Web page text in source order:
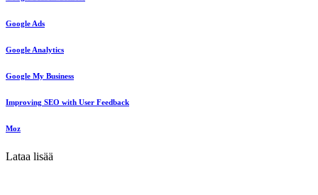
Google Ads
Google Analytics
Google My Business
Improving SEO with User Feedback
Moz
Lataa lisää